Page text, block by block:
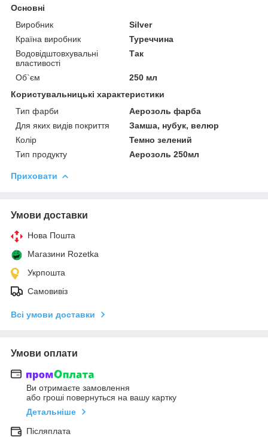
Основні
Виробник
Silver
Країна виробник
Туреччина
Водовідштовхувальні
властивості
Так
Об`єм
250 мл
Користувальницькі характеристики
Тип фарби
Аерозоль фарба
Для яких видів покриття
Замша, нубук, велюр
Колір
Темно зелений
Тип продукту
Аерозоль 250мл
Приховати
Умови доставки
Нова Пошта
Магазини Rozetka
Укрпошта
Самовивіз
Всі умови доставки
Умови оплати
Ви отримаєте замовлення
або гроші повернуться на вашу картку
Детальніше
Післяплата